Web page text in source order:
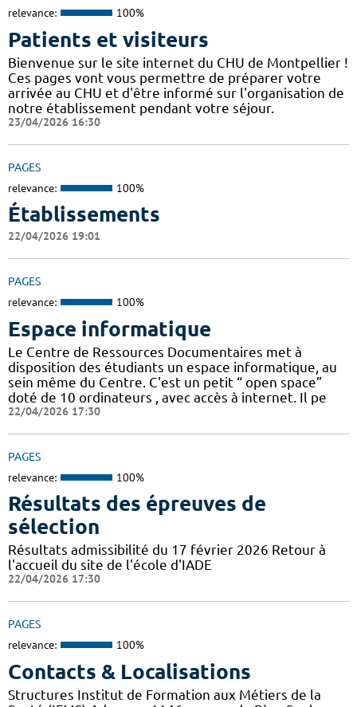
relevance: 100%
Patients et visiteurs
Bienvenue sur le site internet du CHU de Montpellier !
Ces pages vont vous permettre de préparer votre
arrivée au CHU et d'être informé sur l'organisation de
notre établissement pendant votre séjour.
23/04/2026 16:30
PAGES
relevance: 100%
Établissements
22/04/2026 19:01
PAGES
relevance: 100%
Espace informatique
Le Centre de Ressources Documentaires met à
disposition des étudiants un espace informatique, au
sein même du Centre. C'est un petit “ open space”
doté de 10 ordinateurs , avec accès à internet. Il pe
22/04/2026 17:30
PAGES
relevance: 100%
Résultats des épreuves de
sélection
Résultats admissibilité du 17 février 2026 Retour à
l'accueil du site de l'école d'IADE
22/04/2026 17:30
PAGES
relevance: 100%
Contacts & Localisations
Structures Institut de Formation aux Métiers de la